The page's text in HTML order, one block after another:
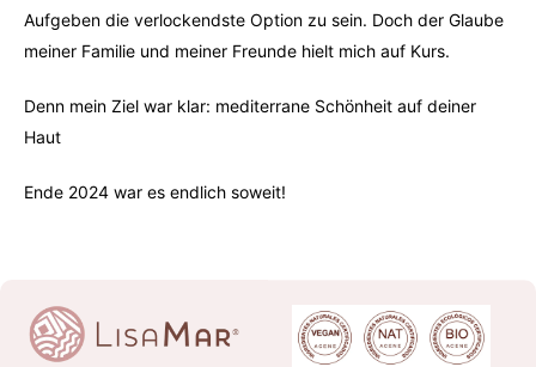
Aufgeben die verlockendste Option zu sein. Doch der Glaube
meiner Familie und meiner Freunde hielt mich auf Kurs.
Denn mein Ziel war klar: mediterrane Schönheit auf deiner
Haut
Ende 2024 war es endlich soweit!